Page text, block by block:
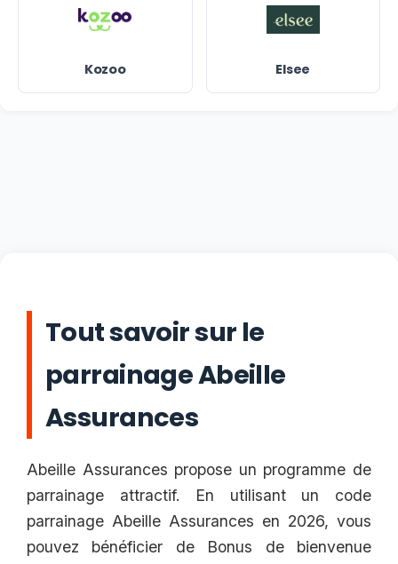
Kozoo Elsee
Tout savoir sur le
parrainage Abeille
Assurances
Abeille Assurances propose un programme de
parrainage attractif. En utilisant un code
parrainage Abeille Assurances en 2026, vous
pouvez bénéficier de Bonus de bienvenue